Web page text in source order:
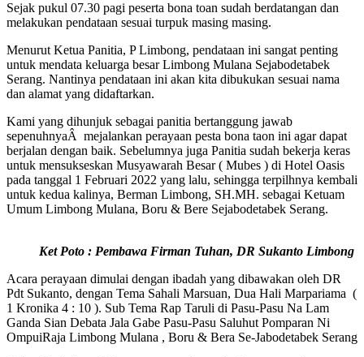
Sejak pukul 07.30 pagi peserta bona toan sudah berdatangan dan
melakukan pendataan sesuai turpuk masing masing.
Menurut Ketua Panitia, P Limbong, pendataan ini sangat penting
untuk mendata keluarga besar Limbong Mulana Sejabodetabek
Serang. Nantinya pendataan ini akan kita dibukukan sesuai nama
dan alamat yang didaftarkan.
Kami yang dihunjuk sebagai panitia bertanggung jawab
sepenuhnyaÂ mejalankan perayaan pesta bona taon ini agar dapat
berjalan dengan baik. Sebelumnya juga Panitia sudah bekerja keras
untuk mensukseskan Musyawarah Besar ( Mubes ) di Hotel Oasis
pada tanggal 1 Februari 2022 yang lalu, sehingga terpilhnya kembali
untuk kedua kalinya, Berman Limbong, SH.MH. sebagai Ketuam
Umum Limbong Mulana, Boru & Bere Sejabodetabek Serang.
Ket Poto : Pembawa Firman Tuhan, DR Sukanto Limbong
Acara perayaan dimulai dengan ibadah yang dibawakan oleh DR
Pdt Sukanto, dengan Tema Sahali Marsuan, Dua Hali Marpariama (
1 Kronika 4 : 10 ). Sub Tema Rap Taruli di Pasu-Pasu Na Lam
Ganda Sian Debata Jala Gabe Pasu-Pasu Saluhut Pomparan Ni
OmpuiRaja Limbong Mulana , Boru & Bera Se-Jabodetabek Serang